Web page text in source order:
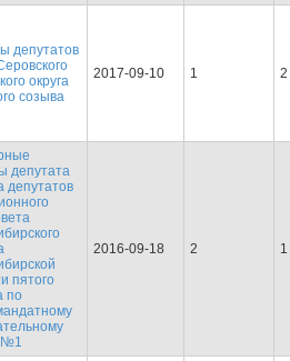
депутатов
округа
созыва
2017-09-10 1 2
депутата
депутатов
пятого
по
№1
2016-09-18 2 1